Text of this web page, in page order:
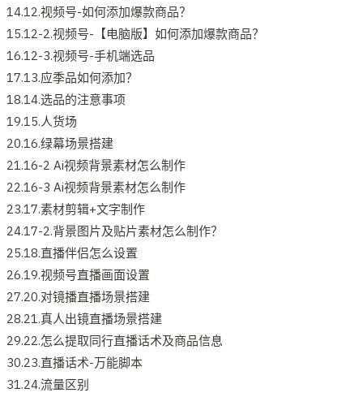
14.12.视频号-如何添加爆款商品？
15.12-2.视频号-【电脑版】如何添加爆款商品？
16.12-3.视频号-手机端选品
17.13.应季品如何添加？
18.14.选品的注意事项
19.15.人货场
20.16.绿幕场景搭建
21.16-2 Ai视频背景素材怎么制作
22.16-3 Ai视频背景素材怎么制作
23.17.素材剪辑+文字制作
24.17-2.背景图片及贴片素材怎么制作？
25.18.直播伴侣怎么设置
26.19.视频号直播画面设置
27.20.对镜播直播场景搭建
28.21.真人出镜直播场景搭建
29.22.怎么提取同行直播话术及商品信息
30.23.直播话术-万能脚本
31.24.流量区别